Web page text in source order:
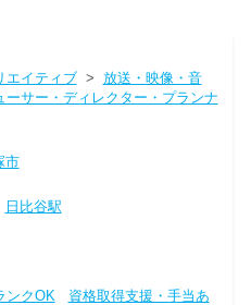
エイティブ> 放送・映像・音
ーサー・ディレクター・プランナ
市
日比谷駅
ンクOK
資格取得支援・手当あ